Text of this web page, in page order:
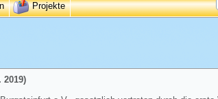
Projekte
2019)